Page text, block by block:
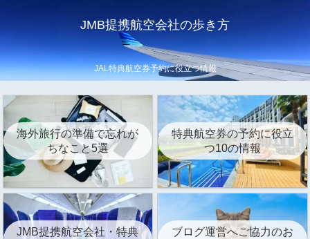
JMB提携航空会社の歩き方
JAL特典航空券予約に役立つ情報
海外旅行の準備で忘れが
ちなこと5選
特典航空券の予約に役立
つ10の情報
JMB提携航空会社・特典
ブログ運営へご協力のお